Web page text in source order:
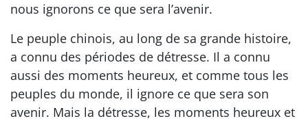
nous ignorons ce que sera l’avenir.
Le peuple chinois, au long de sa grande histoire,
a connu des périodes de détresse. Il a connu
aussi des moments heureux, et comme tous les
peuples du monde, il ignore ce que sera son
avenir. Mais la détresse, les moments heureux et